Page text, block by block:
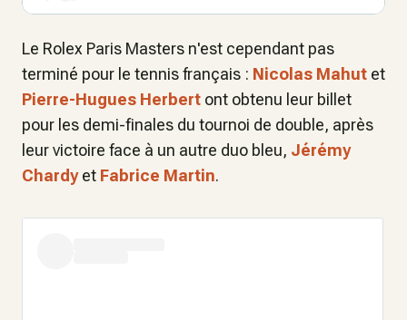
Le Rolex Paris Masters n'est cependant pas
terminé pour le tennis français : Nicolas Mahut et
Pierre-Hugues Herbert ont obtenu leur billet
pour les demi-finales du tournoi de double, après
leur victoire face à un autre duo bleu, Jérémy
Chardyet Fabrice Martin.